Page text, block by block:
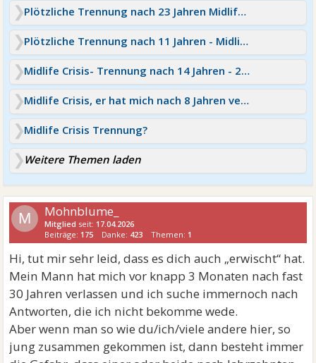
Plötzliche Trennung nach 23 Jahren Midlife-Crisis?
Plötzliche Trennung nach 11 Jahren - Midlife Crisis?
Midlife Crisis- Trennung nach 14 Jahren - 2 Kinder
Midlife Crisis, er hat mich nach 8 Jahren verlassen
Midlife Crisis Trennung?
Weitere Themen laden
M Mohnblume_
Mitglied seit: 17.04.2026
Beiträge: 175 Danke: 423 Themen: 1
Hi, tut mir sehr leid, dass es dich auch „erwischt“ hat.
Mein Mann hat mich vor knapp 3 Monaten nach fast
30 Jahren verlassen und ich suche immernoch nach
Antworten, die ich nicht bekomme wede.
Aber wenn man so wie du/ich/viele andere hier, so
jung zusammen gekommen ist, dann besteht immer